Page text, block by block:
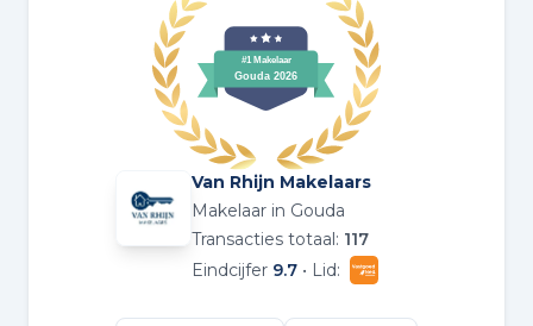
Van Rhijn Makelaars
Makelaar in Gouda
Transacties totaal: 117
Eindcijfer 9.7 • Lid: